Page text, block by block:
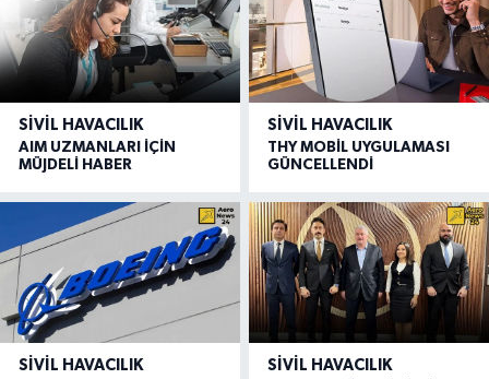
SIVIL HAVACILIK
AIM UZMANLARI İÇİN
MÜJDELİ HABER
SIVIL HAVACILIK
THY MOBİL UYGULAMASI
GÜNCELLENDİ
SIVIL HAVACILIK SIVIL HAVACILIK